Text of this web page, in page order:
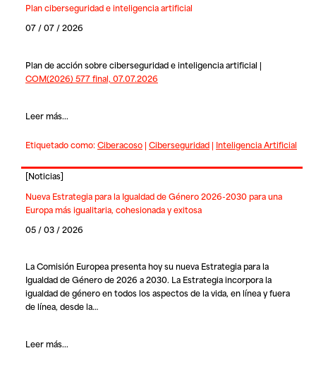
Plan ciberseguridad e inteligencia artificial
07 / 07 / 2026
Plan de acción sobre ciberseguridad e inteligencia artificial |
COM(2026) 577 final, 07.07.2026
Leer más...
Etiquetado como:Ciberacoso| Ciberseguridad| Inteligencia Artificial
[Noticias]
Nueva Estrategia para la Igualdad de Género 2026-2030 para una
Europa más igualitaria, cohesionada y exitosa
05 / 03 / 2026
La Comisión Europea presenta hoy su nueva Estrategia para la
Igualdad de Género de 2026 a 2030. La Estrategia incorpora la
igualdad de género en todos los aspectos de la vida, en línea y fuera
de línea, desde la…
Leer más...